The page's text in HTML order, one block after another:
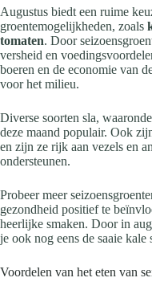
Augustus biedt een ruime
groentemogelijkheden, zoals
tomaten. Door
versheid en
boeren en de economie van
voor het milieu.
Diverse soorten sla,
deze maand populair. Ook
en zijn ze rijk aan vezels en
ondersteunen.
Probeer meer
gezondheid positief te
heerlijke smaken. Door in
je ook nog eens de saaie kale
Voordelen van het eten van